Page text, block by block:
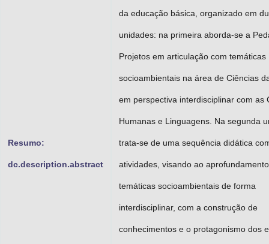
Resumo:
dc.description.abstract
da educação básica, organizado em
unidades: na primeira aborda-se a
Projetos em articulação com temáticas
socioambientais na área de Ciências
em perspectiva interdisciplinar com as
Humanas e Linguagens. Na segunda
trata-se de uma sequência didática
atividades, visando ao
temáticas socioambientais de forma
interdisciplinar, com a construção de
conhecimentos e o protagonismo dos